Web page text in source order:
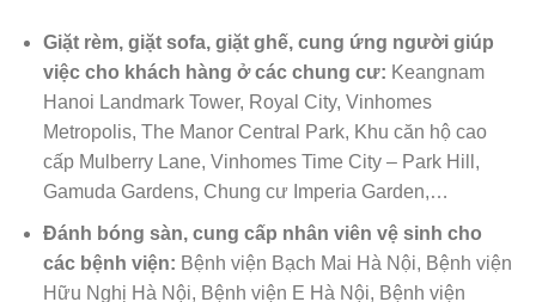
Giặt rèm, giặt sofa, giặt ghế, cung ứng người giúp
việc cho khách hàng ở các chung cư: Keangnam
Hanoi Landmark Tower, Royal City, Vinhomes
Metropolis, The Manor Central Park, Khu căn hộ cao
cấp Mulberry Lane, Vinhomes Time City – Park Hill,
Gamuda Gardens, Chung cư Imperia Garden,…
Đánh bóng sàn, cung cấp nhân viên vệ sinh cho
các bệnh viện: Bệnh viện Bạch Mai Hà Nội, Bệnh viện
Hữu Nghị Hà Nội, Bệnh viện E Hà Nội, Bệnh viện